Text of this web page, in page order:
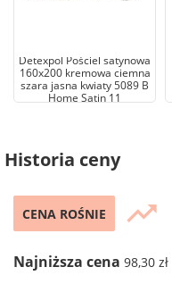
Detexpol Pościel satynowa
160x200 kremowa ciemna
szara jasna kwiaty 5089 B
Home Satin 11
Historia ceny
CENA ROŚNIE trending_up
Najniższa cena 98,30 zł